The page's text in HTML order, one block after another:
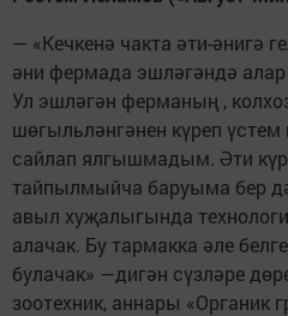
— «Кечкенә чакта әти-әнигә
әни фермада эшләгәндә
Ул эшләгән ферманың ,
шөгыльләнгәнен күреп
сайлап ялгышмадым. Әти
тайпылмыйча баруыма бер
авыл хуҗалыгында
алачак. Бу тармакка әле
булачак» —дигән сүзләре
зоотехник, аннары «Органик